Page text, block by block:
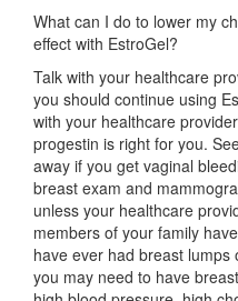
What can I do to lower my
effect with EstroGel?
Talk with your healthcare
you should continue using
with your healthcare
progestin is right for you.
away if you get vaginal
breast exam and
unless your healthcare
members of your family
have ever had breast
you may need to have